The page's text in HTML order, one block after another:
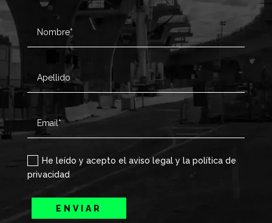
He leído y acepto el aviso legal y la política de
privacidad
ENVIAR